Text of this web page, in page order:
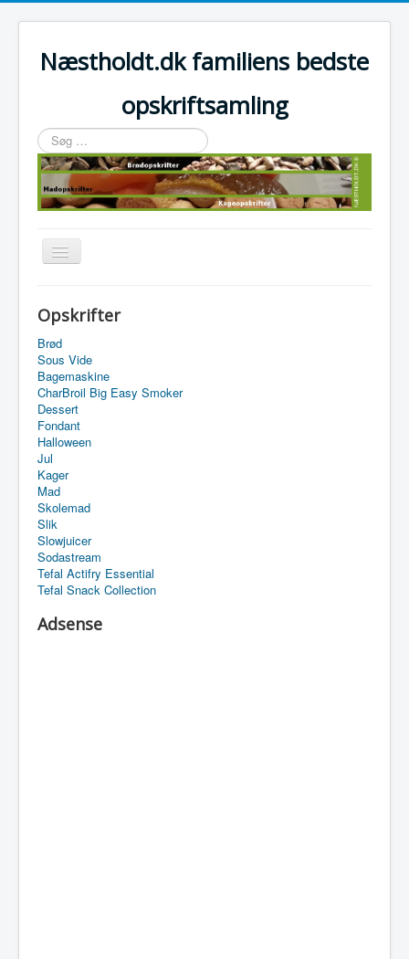
Næstholdt.dk familiens bedste
opskriftsamling
Søg
…
Skift
navigation
Tefal Actifry Essential
Opskrifter
Brød
Sous Vide
Bagemaskine
CharBroil Big Easy Smoker
Dessert
Fondant
Halloween
Jul
Kager
Mad
Skolemad
Slik
Slowjuicer
Sodastream
Tefal Actifry Essential
Tefal Snack Collection
Adsense